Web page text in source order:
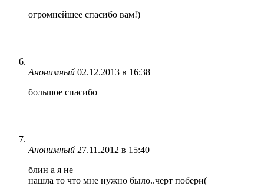
огромнейшее спасибо вам!)
Анонимный 02.12.2013 в 16:38
большое спасибо
Анонимный 27.11.2012 в 15:40
блин а я не
нашла то что мне нужно было..черт побери(